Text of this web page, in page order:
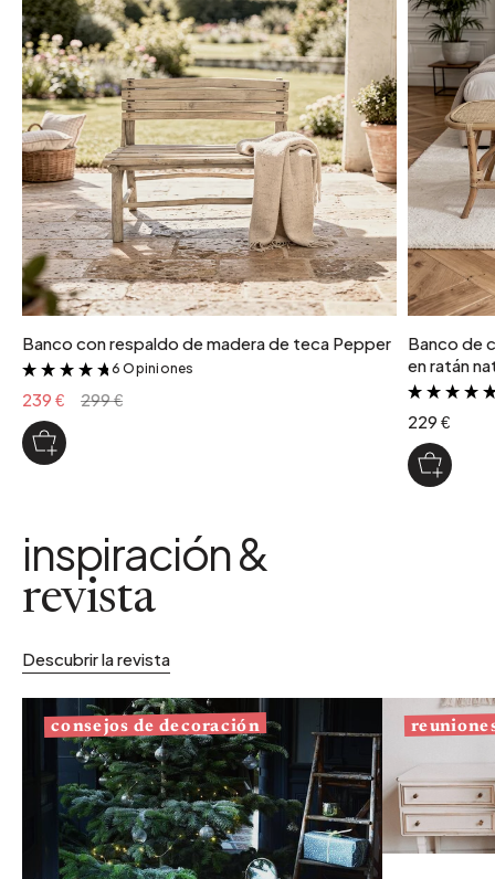
Banco con respaldo de madera de teca Pepper
&
6 Opiniones
239 € 299 €
Banco de
en ratán
229 €
inspiración &
revista
Descubrir la revista
consejos de decoración